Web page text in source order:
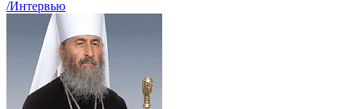
/Интервью